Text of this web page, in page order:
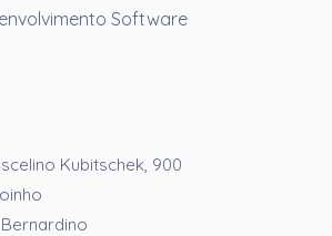
Software
Kubitschek, 900